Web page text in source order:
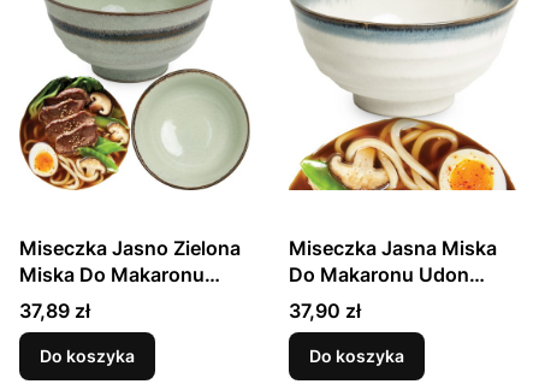
Miseczka Jasno Zielona
Miska Do Makaronu
Udon Wasabi 17cm EDO
JAPAN
Cena
37,89 zł
Do koszyka
Miseczka Jasna Miska
Do Makaronu Udon
Aurora 17cm EDO JAPAN
Cena
37,90 zł
Do koszyka